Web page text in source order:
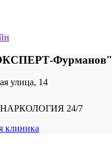
Фурманов"
улица, 14
24/7
клиника